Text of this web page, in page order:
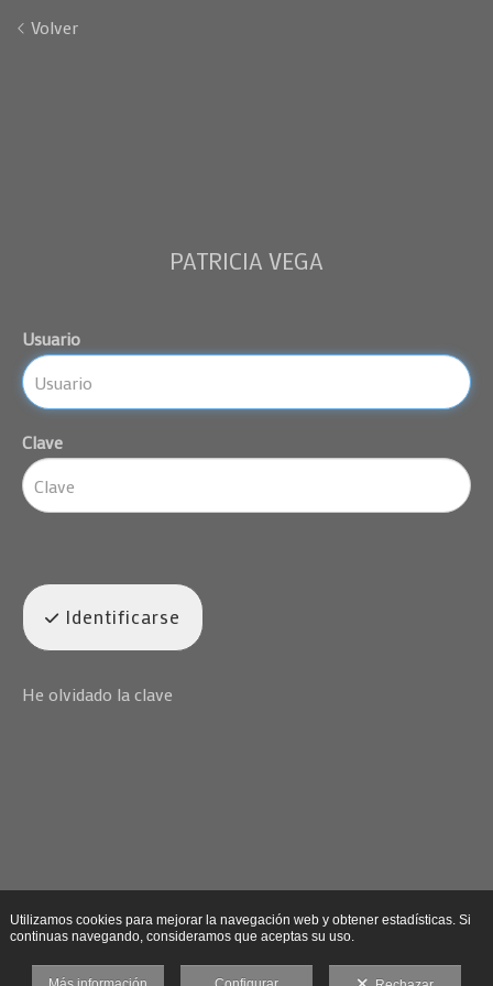
Volver
PATRICIA VEGA
Usuario
Clave
Identificarse
He olvidado la clave
Utilizamos cookies para mejorar la navegación web y obtener estadísticas. Si
continuas navegando, consideramos que aceptas su uso.